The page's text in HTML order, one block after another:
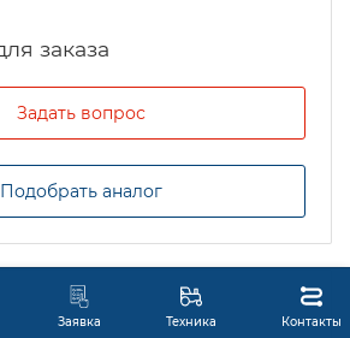
Задать вопрос
Подобрать аналог
Заявка Техника Контакты